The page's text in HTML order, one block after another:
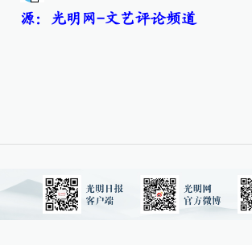
源：光明网-文艺评论频道